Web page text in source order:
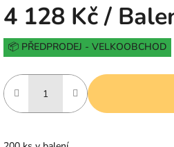
4 128 Kč/
Měrná
cena:
📦 PŘEDPRODEJ - VELKOOBCHOD